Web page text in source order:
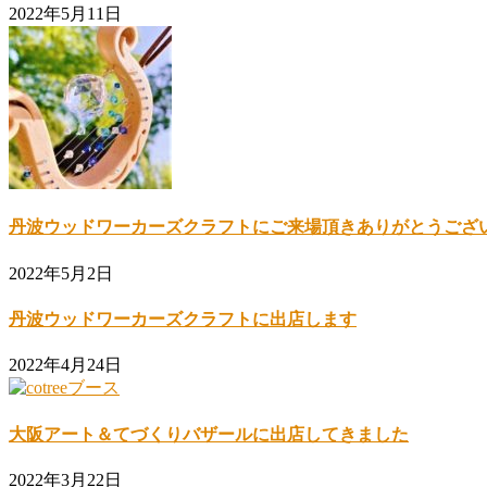
2022年5月11日
丹波ウッドワーカーズクラフトにご来場頂きありがとうござ
2022年5月2日
丹波ウッドワーカーズクラフトに出店します
2022年4月24日
大阪アート＆てづくりバザールに出店してきました
2022年3月22日